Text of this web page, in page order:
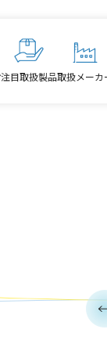
注目取扱製品取扱メーカ